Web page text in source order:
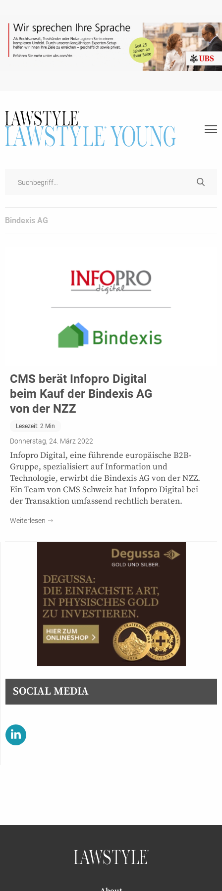
Bindexis AG
CMS berät Infopro Digital
beim Kauf der Bindexis AG
von der NZZ
Lesezeit: 2 Min
Donnerstag, 24. März 2022
Infopro Digital, eine führende europäische B2B-
Gruppe, spezialisiert auf Information und
Technologie, erwirbt die Bindexis AG von der NZZ.
Ein Team von CMS Schweiz hat Infopro Digital bei
der Transaktion umfassend rechtlich beraten.
Weiterlesen
SOCIAL MEDIA